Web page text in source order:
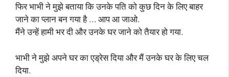
फिर भाभी ने मुझे बताया कि उनके पति को कुछ दिन के लिए बाहर
जाने का प्लान बन गया है … आप आ जाओ.
मैंने उन्हें हामी भर दी और उनके घर जाने को तैयार हो गया.
भाभी ने मुझे अपने घर का एड्रेस दिया और मैं उनके घर के लिए चल
दिया.